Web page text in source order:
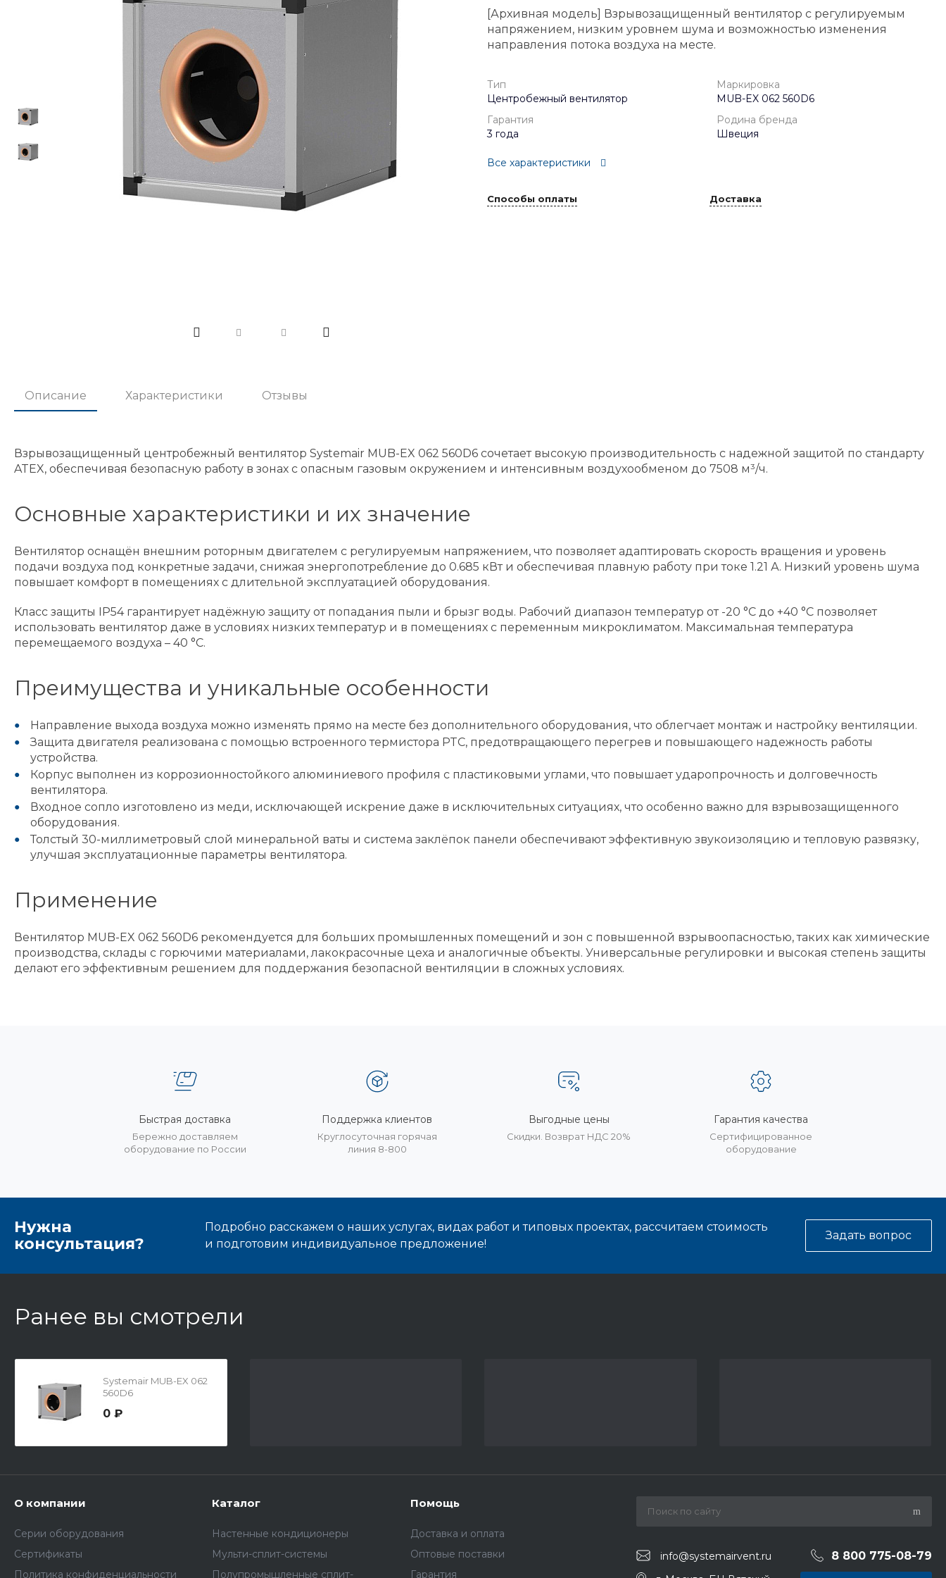
[Архивная модель] Взрывозащищенный вентилятор с регулируемым
напряжением, низким уровнем шума и возможностью изменения
направления потока воздуха на месте.
Тип
Центробежный вентилятор
Маркировка
MUB-EX 062 560D6
Гарантия
3 года
Родина бренда
Швеция
Все характеристики
Способы оплаты Доставка
Описание Характеристики Отзывы
Взрывозащищенный центробежный вентилятор Systemair MUB-EX 062 560D6 сочетает высокую производительность с надежной защитой по стандарту
ATEX, обеспечивая безопасную работу в зонах с опасным газовым окружением и интенсивным воздухообменом до 7508 м³/ч.
Основные характеристики и их значение
Вентилятор оснащён внешним роторным двигателем с регулируемым напряжением, что позволяет адаптировать скорость вращения и уровень
подачи воздуха под конкретные задачи, снижая энергопотребление до 0.685 кВт и обеспечивая плавную работу при токе 1.21 А. Низкий уровень шума
повышает комфорт в помещениях с длительной эксплуатацией оборудования.
Класс защиты IP54 гарантирует надёжную защиту от попадания пыли и брызг воды. Рабочий диапазон температур от -20 °C до +40 °C позволяет
использовать вентилятор даже в условиях низких температур и в помещениях с переменным микроклиматом. Максимальная температура
перемещаемого воздуха – 40 °C.
Преимущества и уникальные особенности
Направление выхода воздуха можно изменять прямо на месте без дополнительного оборудования, что облегчает монтаж и настройку вентиляции.
Защита двигателя реализована с помощью встроенного термистора PTC, предотвращающего перегрев и повышающего надежность работы
устройства.
Корпус выполнен из коррозионностойкого алюминиевого профиля с пластиковыми углами, что повышает ударопрочность и долговечность
вентилятора.
Входное сопло изготовлено из меди, исключающей искрение даже в исключительных ситуациях, что особенно важно для взрывозащищенного
оборудования.
Толстый 30-миллиметровый слой минеральной ваты и система заклёпок панели обеспечивают эффективную звукоизоляцию и тепловую развязку,
улучшая эксплуатационные параметры вентилятора.
Применение
Вентилятор MUB-EX 062 560D6 рекомендуется для больших промышленных помещений и зон с повышенной взрывоопасностью, таких как химические
производства, склады с горючими материалами, лакокрасочные цеха и аналогичные объекты. Универсальные регулировки и высокая степень защиты
делают его эффективным решением для поддержания безопасной вентиляции в сложных условиях.
Быстрая доставка
Бережно доставляем
оборудование по России
Поддержка клиентов
Круглосуточная горячая
линия 8-800
Выгодные цены
Скидки. Возврат НДС 20%
Гарантия качества
Сертифицированное
оборудование
Нужна
консультация?
Подробно расскажем о наших услугах, видах работ и типовых проектах, рассчитаем стоимость
и подготовим индивидуальное предложение!
Задать вопрос
Ранее вы смотрели
Systemair MUB-EX 062
560D6
0 ₽
О компании
Серии оборудования
Сертификаты
Политика конфиденциальности
Каталог
Настенные кондиционеры
Мульти-сплит-системы
Полупромышленные сплит-
Помощь
Доставка и оплата
Оптовые поставки
Гарантия
info@systemairvent.ru 8 800 775-08-79